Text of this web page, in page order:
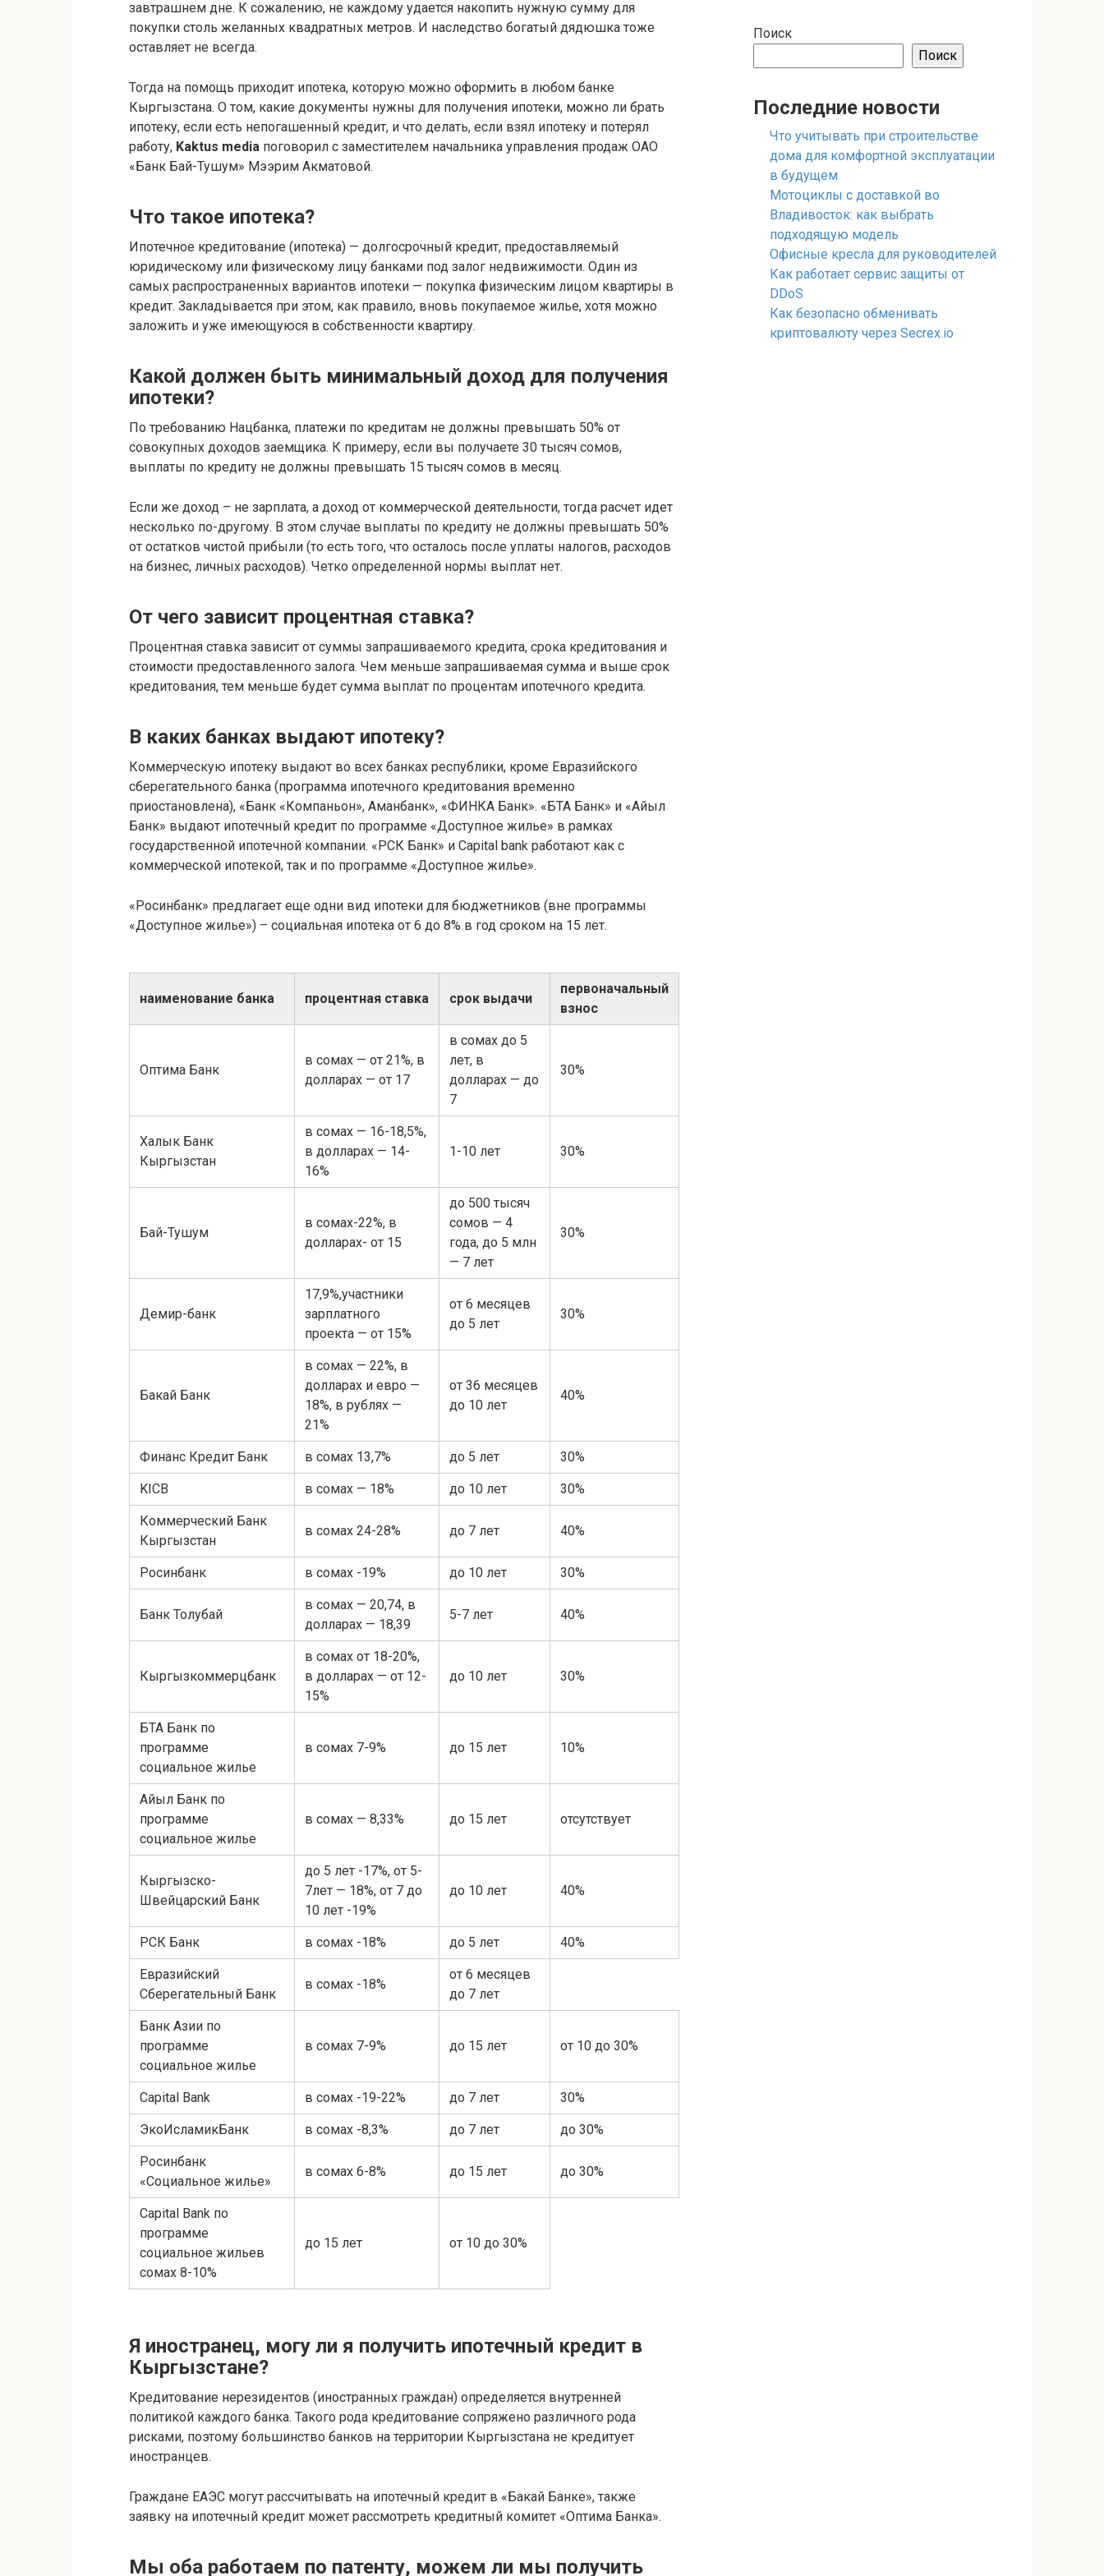
завтрашнем дне. К сожалению, не каждому удается накопить нужную сумму для
покупки столь желанных квадратных метров. И наследство богатый дядюшка тоже
оставляет не всегда.
Тогда на помощь приходит ипотека, которую можно оформить в любом банке
Кыргызстана. О том, какие документы нужны для получения ипотеки, можно ли брать
ипотеку, если есть непогашенный кредит, и что делать, если взял ипотеку и потерял
работу, Kaktus media поговорил с заместителем начальника управления продаж ОАО
«Банк Бай-Тушум» Мээрим Акматовой.
Что такое ипотека?
Ипотечное кредитование (ипотека) — долгосрочный кредит, предоставляемый
юридическому или физическому лицу банками под залог недвижимости. Один из
самых распространенных вариантов ипотеки — покупка физическим лицом квартиры в
кредит. Закладывается при этом, как правило, вновь покупаемое жилье, хотя можно
заложить и уже имеющуюся в собственности квартиру.
Какой должен быть минимальный доход для получения
ипотеки?
По требованию Нацбанка, платежи по кредитам не должны превышать 50% от
совокупных доходов заемщика. К примеру, если вы получаете 30 тысяч сомов,
выплаты по кредиту не должны превышать 15 тысяч сомов в месяц.
Если же доход – не зарплата, а доход от коммерческой деятельности, тогда расчет идет
несколько по-другому. В этом случае выплаты по кредиту не должны превышать 50%
от остатков чистой прибыли (то есть того, что осталось после уплаты налогов, расходов
на бизнес, личных расходов). Четко определенной нормы выплат нет.
От чего зависит процентная ставка?
Процентная ставка зависит от суммы запрашиваемого кредита, срока кредитования и
стоимости предоставленного залога. Чем меньше запрашиваемая сумма и выше срок
кредитования, тем меньше будет сумма выплат по процентам ипотечного кредита.
В каких банках выдают ипотеку?
Коммерческую ипотеку выдают во всех банках республики, кроме Евразийского
сберегательного банка (программа ипотечного кредитования временно
приостановлена), «Банк «Компаньон», Аманбанк», «ФИНКА Банк». «БТА Банк» и «Айыл
Банк» выдают ипотечный кредит по программе «Доступное жилье» в рамках
государственной ипотечной компании. «РСК Банк» и Capital bank работают как с
коммерческой ипотекой, так и по программе «Доступное жилье».
«Росинбанк» предлагает еще одни вид ипотеки для бюджетников (вне программы
«Доступное жилье») – социальная ипотека от 6 до 8% в год сроком на 15 лет.
наименование банка процентная ставка срок выдачи
первоначальный
взнос
Оптима Банк
в сомах — от 21%, в
долларах — от 17
в сомах до 5
лет, в
долларах — до
7
30%
Халык Банк
Кыргызстан
в сомах — 16-18,5%,
в долларах — 14-
16%
1-10 лет 30%
Бай-Тушум
в сомах-22%, в
долларах- от 15
до 500 тысяч
сомов — 4
года, до 5 млн
— 7 лет
30%
Демир-банк
17,9%,участники
зарплатного
проекта — от 15%
от 6 месяцев
до 5 лет
30%
Бакай Банк
в сомах — 22%, в
долларах и евро —
18%, в рублях —
21%
от 36 месяцев
до 10 лет
40%
Финанс Кредит Банк в сомах 13,7% до 5 лет 30%
KICB в сомах — 18% до 10 лет 30%
Коммерческий Банк
Кыргызстан
в сомах 24-28% до 7 лет 40%
Росинбанк в сомах -19% до 10 лет 30%
Банк Толубай
в сомах — 20,74, в
долларах — 18,39
5-7 лет 40%
Кыргызкоммерцбанк
в сомах от 18-20%,
в долларах — от 12-
15%
до 10 лет 30%
БТА Банк по
программе
социальное жилье
в сомах 7-9% до 15 лет 10%
Айыл Банк по
программе
социальное жилье
в сомах — 8,33% до 15 лет отсутствует
Кыргызско-
Швейцарский Банк
до 5 лет -17%, от 5-
7лет — 18%, от 7 до
10 лет -19%
до 10 лет 40%
РСК Банк в сомах -18% до 5 лет 40%
Евразийский
Сберегательный Банк
в сомах -18%
от 6 месяцев
до 7 лет
Банк Азии по
программе
социальное жилье
в сомах 7-9% до 15 лет от 10 до 30%
Capital Bank в сомах -19-22% до 7 лет 30%
ЭкоИсламикБанк в сомах -8,3% до 7 лет до 30%
Росинбанк
«Социальное жилье»
в сомах 6-8% до 15 лет до 30%
Capital Bank по
программе
социальное жильев
сомах 8-10%
до 15 лет от 10 до 30%
Я иностранец, могу ли я получить ипотечный кредит в
Кыргызстане?
Кредитование нерезидентов (иностранных граждан) определяется внутренней
политикой каждого банка. Такого рода кредитование сопряжено различного рода
рисками, поэтому большинство банков на территории Кыргызстана не кредитует
иностранцев.
Граждане ЕАЭС могут рассчитывать на ипотечный кредит в «Бакай Банке», также
заявку на ипотечный кредит может рассмотреть кредитный комитет «Оптима Банка».
Мы оба работаем по патенту, можем ли мы получить
Поиск
Поиск
Последние новости
Что учитывать при строительстве
дома для комфортной эксплуатации
в будущем
Мотоциклы с доставкой во
Владивосток: как выбрать
подходящую модель
Офисные кресла для руководителей
Как работает сервис защиты от
DDoS
Как безопасно обменивать
криптовалюту через Secrex.io